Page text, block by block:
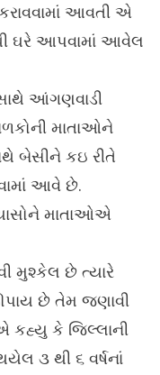
આવતી એ
ઘરે આપવામાં આવેલ
સાથે આંગણવાડી
માતાઓને
બેસીને કઇ રીતે
આવે છે.
માતાઓએ
મુશ્કેલ છે ત્યારે
છે તેમ જણાવી
કહ્યુ કે જિલ્લાની
૩ થી ૬ વર્ષનાં